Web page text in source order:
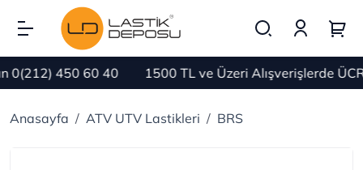
450 60 40 1500 TL ve Üzeri Alışverişlerde
Anasayfa ATV UTV Lastikleri BRS